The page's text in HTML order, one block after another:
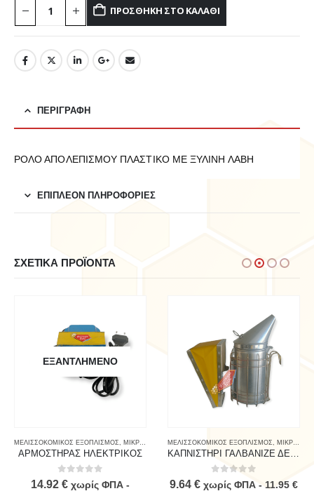
ΠΡΟΣΘΉΚΗ ΣΤΟ ΚΑΛΆΘΙ
ΠΕΡΙΓΡΑΦΉ
ΡΟΛΟ ΑΠΟΛΕΠΙΣΜΟΥ ΠΛΑΣΤΙΚΟ ΜΕ ΞΥΛΙΝΗ ΛΑΒΗ
ΕΠΙΠΛΈΟΝ ΠΛΗΡΟΦΟΡΊΕΣ
ΣΧΕΤΙΚΆ ΠΡΟΪΌΝΤΑ
ΕΞΑΝΤΛΗΜΈΝΟ
ΜΕΛΙΣΣΟΚΟΜΙΚΟΣ ΕΞΟΠΛΙΣΜΟΣ ΜΙΚΡΟΕΡΓΑΛΕΙΑ
ΑΡΜΟΣΤΗΡΑΣ ΗΛΕΚΤΡΙΚΟΣ
0out of 5
14.92 € χωρίς ΦΠΑ -
ΜΕΛΙΣΣΟΚΟΜΙΚΟΣ ΕΞΟΠΛΙΣΜΟΣ ΜΙΚΡΟΕΡΓΑΛΕΙΑ
out of 5
9.64 € χωρίς ΦΠΑ - 11.95 €